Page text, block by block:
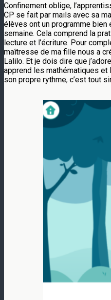
Confinement oblige,
CP se fait par mails avec sa
élèves ont un programme bien
semaine. Cela comprend la
lecture et l’écriture. Pour
maîtresse de ma fille nous a
Lalilo. Et je dois dire que
apprend les mathématiques
son propre rythme, c’est tout